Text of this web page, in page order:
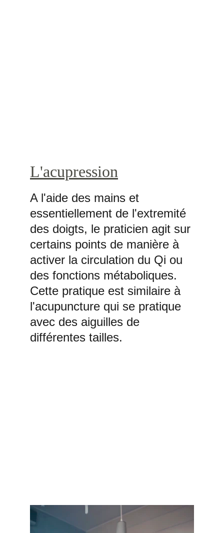
L'acupression
A l'aide des mains et
essentiellement de l'extremité
des doigts, le praticien agit sur
certains points de manière à
activer la circulation du Qi ou
des fonctions métaboliques.
Cette pratique est similaire à
l'acupuncture qui se pratique
avec des aiguilles de
différentes tailles.